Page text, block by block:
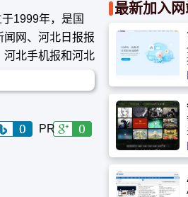
1999年，是国
网、河北日报报
河北手机报和河北
PR
最新加入